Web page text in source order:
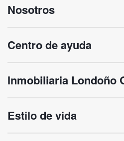
Nosotros
Centro de ayuda
Inmobiliaria Londoño
Estilo de vida